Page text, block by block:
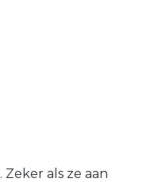
als ze aan